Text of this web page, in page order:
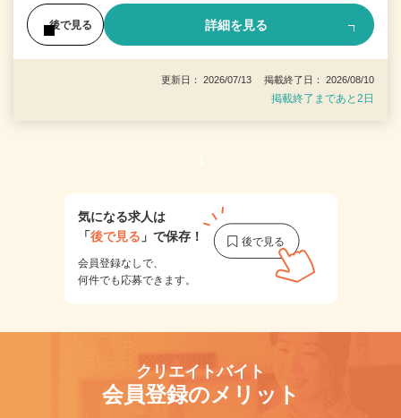
後で見る 詳細を見る
更新日： 2026/07/13 掲載終了日： 2026/08/10
掲載終了まであと2日
1
気になる求人は
「後で見る 」で保存！
会員登録なしで、
何件でも応募できます。
クリエイトバイト
会員登録のメリット